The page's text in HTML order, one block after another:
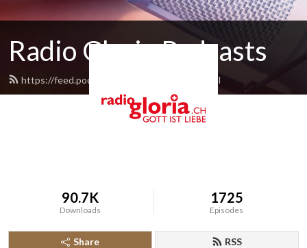
Radio Gloria Podcasts
https://feed.podbean.com/radiogloria/feed.xml
90.7K
Downloads
1725
Episodes
Share RSS